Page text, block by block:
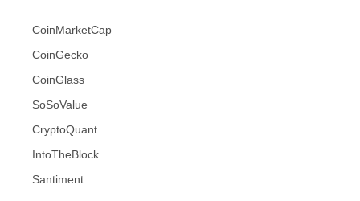
CoinMarketCap
CoinGecko
CoinGlass
SoSoValue
CryptoQuant
IntoTheBlock
Santiment